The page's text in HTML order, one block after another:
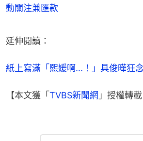
動關注兼匯款
延伸閱讀：
紙上寫滿「熙媛啊...！」具俊曄狂
【本文獲「 TVBS新聞網 」授權轉載